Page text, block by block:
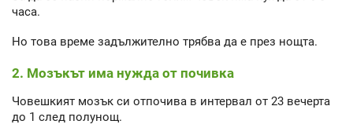
часа.
Но това време задължително трябва да е през нощта.
2. Мозъкът има нужда от почивка
Човешкият мозък си отпочива в интервал от 23 вечерта
до 1 след полунощ.